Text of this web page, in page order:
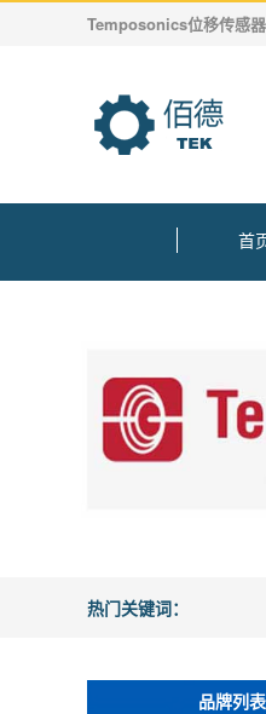
Temposonics位移传感
首
热门关键词：
品牌列表